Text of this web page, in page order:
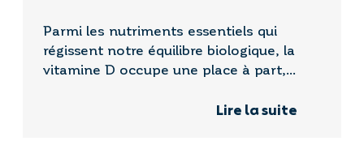
Parmi les nutriments essentiels qui
régissent notre équilibre biologique, la
vitamine D occupe une place à part,...
Lire la suite